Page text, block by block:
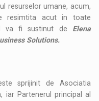
resurselor umane, acum,
resimtita acut in toate
va fi sustinut de Elena
Solutions.
sprijinit de Asociatia
iar Partenerul principal al